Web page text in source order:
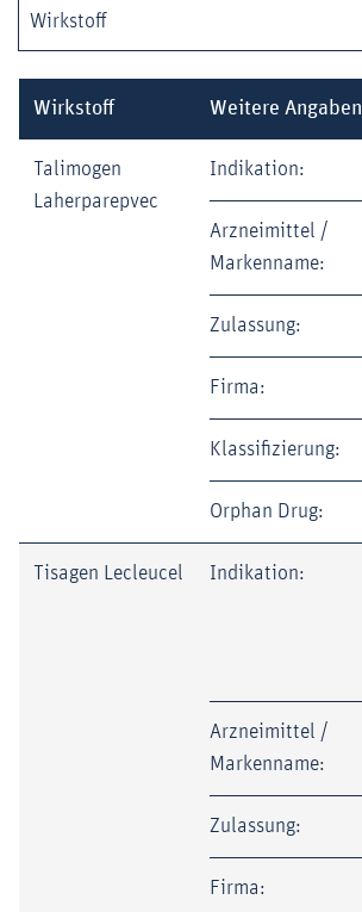
Wirkstoff Weitere Angaben
Talimogen
Laherparepvec
Indikation:
Arzneimittel /
Markenname:
Zulassung:
Firma:
Klassifizierung:
Orphan Drug:
Tisagen Lecleucel Indikation:
Arzneimittel /
Markenname:
Zulassung:
Firma: